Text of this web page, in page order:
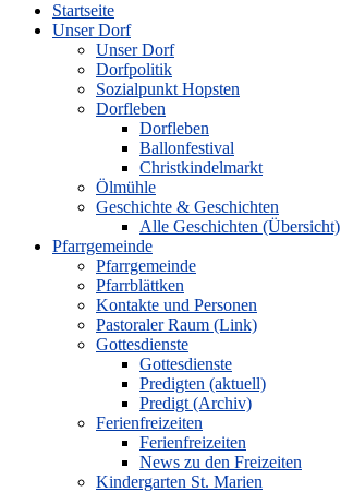
Startseite
Unser Dorf
Unser Dorf
Dorfpolitik
Sozialpunkt Hopsten
Dorfleben
Dorfleben
Ballonfestival
Christkindelmarkt
Ölmühle
Geschichte & Geschichten
Alle Geschichten (Übersicht)
Pfarrgemeinde
Pfarrgemeinde
Pfarrblättken
Kontakte und Personen
Pastoraler Raum (Link)
Gottesdienste
Gottesdienste
Predigten (aktuell)
Predigt (Archiv)
Ferienfreizeiten
Ferienfreizeiten
News zu den Freizeiten
Kindergarten St. Marien